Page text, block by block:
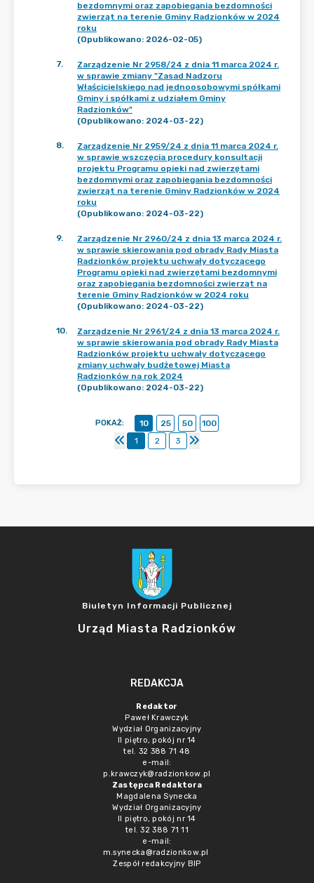
bezdomnymi oraz zapobiegania bezdomności
zwierząt na terenie Gminy Radzionków w 2024
roku
(Opublikowano: 2026-02-05)
7.
Zarządzenie Nr 2958/24 z dnia 11 marca 2024 r.
w sprawie zmiany "Zasad Nadzoru
Właścicielskiego nad jednoosobowymi spółkami
Gminy i spółkami z udziałem Gminy
Radzionków"
(Opublikowano: 2024-03-22)
8.
Zarządzenie Nr 2959/24 z dnia 11 marca 2024 r.
w sprawie wszczęcia procedury konsultacji
projektu Programu opieki nad zwierzętami
bezdomnymi oraz zapobiegania bezdomności
zwierząt na terenie Gminy Radzionków w 2024
roku
(Opublikowano: 2024-03-22)
9.
Zarządzenie Nr 2960/24 z dnia 13 marca 2024 r.
w sprawie skierowania pod obrady Rady Miasta
Radzionków projektu uchwały dotyczącego
Programu opieki nad zwierzętami bezdomnymi
oraz zapobiegania bezdomności zwierząt na
terenie Gminy Radzionków w 2024 roku
(Opublikowano: 2024-03-22)
10.
Zarządzenie Nr 2961/24 z dnia 13 marca 2024 r.
w sprawie skierowania pod obrady Rady Miasta
Radzionków projektu uchwały dotyczącego
zmiany uchwały budżetowej Miasta
Radzionków na rok 2024
(Opublikowano: 2024-03-22)
POKAŻ: 10 25 50
100
1
2 3
Biuletyn Informacji Publicznej
Urząd Miasta Radzionków
REDAKCJA
Redaktor
Paweł Krawczyk
Wydział Organizacyjny
II piętro, pokój nr 14
tel. 32 388 71 48
e-mail:
p.krawczyk@radzionkow.pl
Zastępca Redaktora
Magdalena Synecka
Wydział Organizacyjny
II piętro, pokój nr 14
tel. 32 388 71 11
e-mail:
m.synecka@radzionkow.pl
Zespół redakcyjny BIP